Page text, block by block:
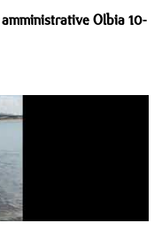
Olbia 10-